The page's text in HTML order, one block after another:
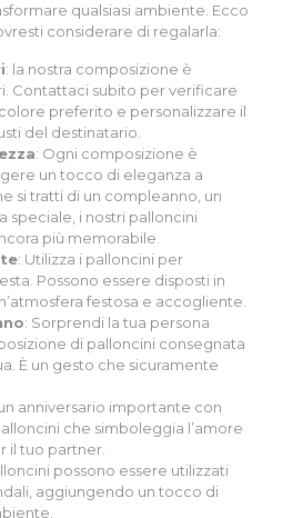
qualsiasi ambiente. Ecco
considerare di regalarla:
: la nostra composizione è
Contattaci subito per verificare
preferito e personalizzare il
del destinatario.
: Ogni composizione è
un tocco di eleganza a
si tratti di un compleanno, un
speciale, i nostri palloncini
più memorabile.
: Utilizza i palloncini per
Possono essere disposti in
festosa e accogliente.
: Sorprendi la tua persona
di palloncini consegnata
È un gesto che sicuramente
anniversario importante con
che simboleggia l’amore
il tuo partner.
possono essere utilizzati
aggiungendo un tocco di